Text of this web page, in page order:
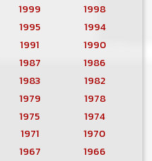
1999
1998
1995
1994
1991
1990
1987
1986
1983
1982
1979
1978
1975
1974
1971
1970
1967
1966